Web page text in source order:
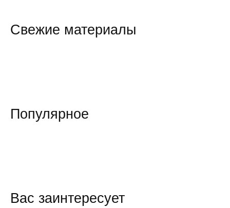
Свежие материалы
Популярное
Вас заинтересует